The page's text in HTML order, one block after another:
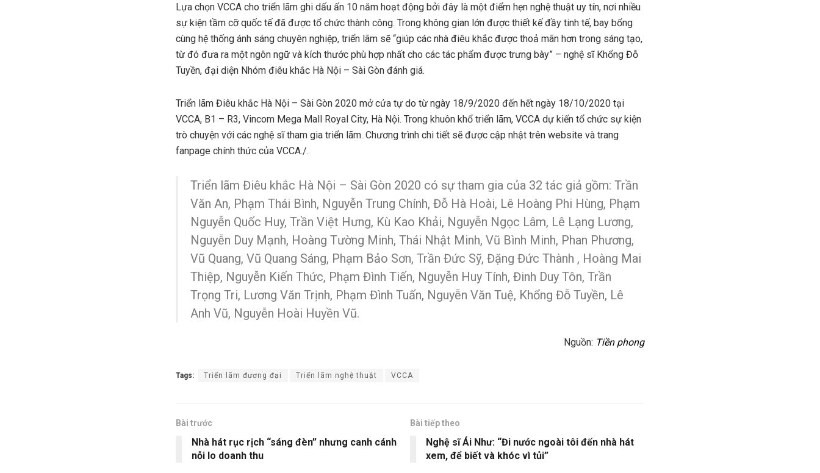
Lựa chọn VCCA cho triển lãm ghi dấu ấn 10 năm hoạt động bởi đây là một điểm hẹn nghệ thuật uy tín, nơi nhiều
sự kiện tầm cỡ quốc tế đã được tổ chức thành công. Trong không gian lớn được thiết kế đầy tinh tế, bay bổng
cùng hệ thống ánh sáng chuyên nghiệp, triển lãm sẽ “giúp các nhà điêu khắc được thoả mãn hơn trong sáng tạo,
từ đó đưa ra một ngôn ngữ và kích thước phù hợp nhất cho các tác phẩm được trưng bày” – nghệ sĩ Khổng Đỗ
Tuyền, đại diện Nhóm điêu khắc Hà Nội – Sài Gòn đánh giá.
Triển lãm Điêu khắc Hà Nội – Sài Gòn 2020 mở cửa tự do từ ngày 18/9/2020 đến hết ngày 18/10/2020 tại
VCCA, B1 – R3, Vincom Mega Mall Royal City, Hà Nội. Trong khuôn khổ triển lãm, VCCA dự kiến tổ chức sự kiện
trò chuyện với các nghệ sĩ tham gia triển lãm. Chương trình chi tiết sẽ được cập nhật trên website và trang
fanpage chính thức của VCCA./.
Triển lãm Điêu khắc Hà Nội – Sài Gòn 2020 có sự tham gia của 32 tác giả gồm: Trần
Văn An, Phạm Thái Bình, Nguyễn Trung Chính, Đỗ Hà Hoài, Lê Hoàng Phi Hùng, Phạm
Nguyễn Quốc Huy, Trần Việt Hưng, Kù Kao Khải, Nguyễn Ngọc Lâm, Lê Lạng Lương,
Nguyễn Duy Mạnh, Hoàng Tường Minh, Thái Nhật Minh, Vũ Bình Minh, Phan Phương,
Vũ Quang, Vũ Quang Sáng, Phạm Bảo Sơn, Trần Đức Sỹ, Đặng Đức Thành , Hoàng Mai
Thiệp, Nguyễn Kiến Thức, Phạm Đình Tiến, Nguyễn Huy Tính, Đinh Duy Tôn, Trần
Trọng Tri, Lương Văn Trịnh, Phạm Đình Tuấn, Nguyễn Văn Tuệ, Khổng Đỗ Tuyền, Lê
Anh Vũ, Nguyễn Hoài Huyền Vũ.
Nguồn: Tiền phong
Tags: Triển lãm đương đại Triển lãm nghệ thuật VCCA
Bài trước
Nhà hát rục rịch “sáng đèn” nhưng canh cánh
nỗi lo doanh thu
Bài tiếp theo
Nghệ sĩ Ái Như: “Đi nước ngoài tôi đến nhà hát
xem, để biết và khóc vì tủi”